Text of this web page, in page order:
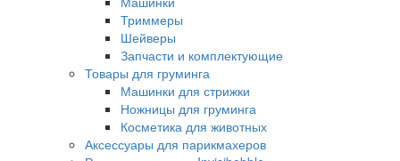
Триммеры
Шейверы
Запчасти и комплектующие
Товары для груминга
Машинки для стрижки
Ножницы для груминга
Косметика для животных
Аксессуары для парикмахеров